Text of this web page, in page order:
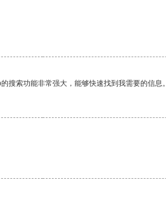
搜索功能非常强大，能够快速找到我需要的信息。